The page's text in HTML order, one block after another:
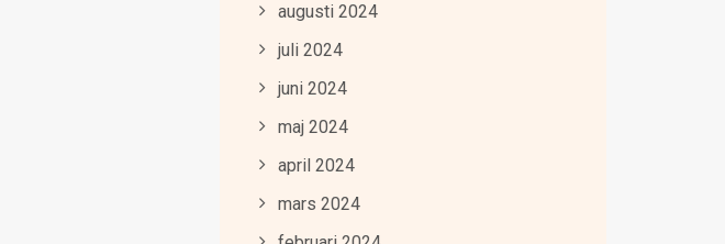
augusti 2024
juli 2024
juni 2024
maj 2024
april 2024
mars 2024